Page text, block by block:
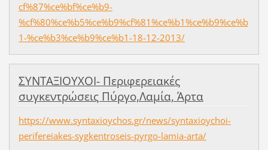
cf%87%ce%bf%ce%b9-
%cf%80%ce%b5%ce%b9%cf%81%ce%b1%ce%b9%ce%b
1-%ce%b3%ce%b9%ce%b1-18-12-2013/
ΣΥΝΤΑΞΙΟΥΧΟΙ- Περιφερειακές
συγκεντρώσεις Πύργο,Λαμία, Άρτα
https://www.syntaxioychos.gr/news/syntaxioychoi-
perifereiakes-sygkentroseis-pyrgo-lamia-arta/